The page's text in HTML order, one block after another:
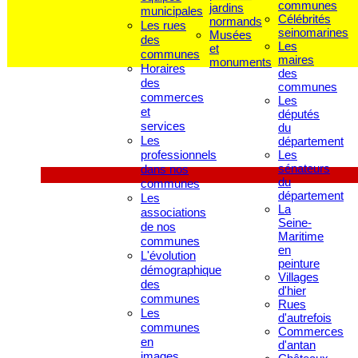
municipales
Les rues
des
communes
Horaires
des
commerces
et
services
Les
professionnels
dans nos
communes
Les
associations
de nos
communes
L'évolution
démographique
des
communes
Les
communes
en
jardins
normands
Musées
et
monuments
communes
Célébrités
seinomarines
Les
maires
des
communes
Les
députés
du
département
Les
sénateurs
du
département
La
Seine-
Maritime
en
peinture
Villages
d'hier
Rues
d'autrefois
Commerces
d'antan